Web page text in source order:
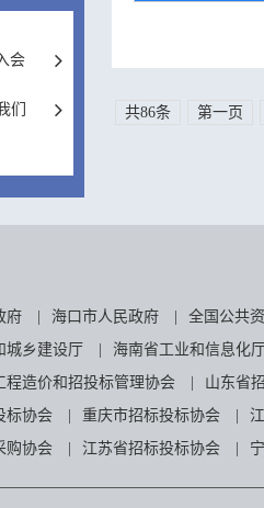
会
们 共86条 第一页
府 海口市人民政府 全国公共
城乡建设厅
海南省工业和信息化厅
程造价和招投标管理协会
山东省
标协会
重庆市招标投标协会
购协会
江苏省招标投标协会